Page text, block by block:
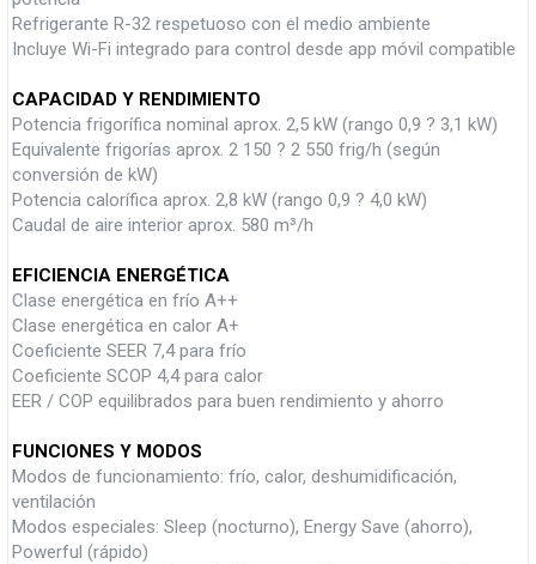
Refrigerante R-32 respetuoso con el medio ambiente
Incluye Wi-Fi integrado para control desde app móvil compatible
CAPACIDAD Y RENDIMIENTO
Potencia frigorífica nominal aprox. 2,5 kW (rango 0,9 ? 3,1 kW)
Equivalente frigorías aprox. 2 150 ? 2 550 frig/h (según
conversión de kW)
Potencia calorífica aprox. 2,8 kW (rango 0,9 ? 4,0 kW)
Caudal de aire interior aprox. 580 m³/h
EFICIENCIA ENERGÉTICA
Clase energética en frío A++
Clase energética en calor A+
Coeficiente SEER 7,4 para frío
Coeficiente SCOP 4,4 para calor
EER / COP equilibrados para buen rendimiento y ahorro
FUNCIONES Y MODOS
Modos de funcionamiento: frío, calor, deshumidificación,
ventilación
Modos especiales: Sleep (nocturno), Energy Save (ahorro),
Powerful (rápido)